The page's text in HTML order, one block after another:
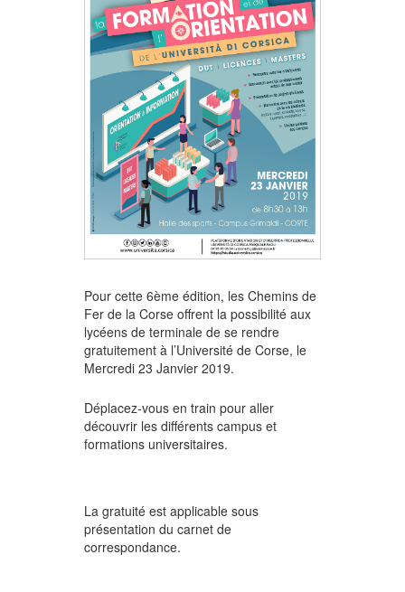
Pour cette 6ème édition, les Chemins de
Fer de la Corse offrent la possibilité aux
lycéens de terminale de se rendre
gratuitement à l’Université de Corse, le
Mercredi 23 Janvier 2019.
Déplacez-vous en train pour aller
découvrir les différents campus et
formations universitaires.
La gratuité est applicable sous
présentation du carnet de
correspondance.